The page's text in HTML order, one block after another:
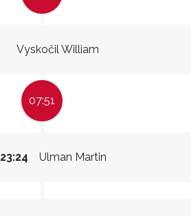
Vyskočil William
07:51
Ulman Martin
23:24